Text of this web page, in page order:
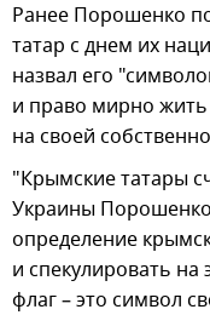
Ранее Порошенко
татар с днем их
назвал его
и право мирно
на своей
"Крымские татары
Украины
определение
и спекулировать на
флаг – это символ